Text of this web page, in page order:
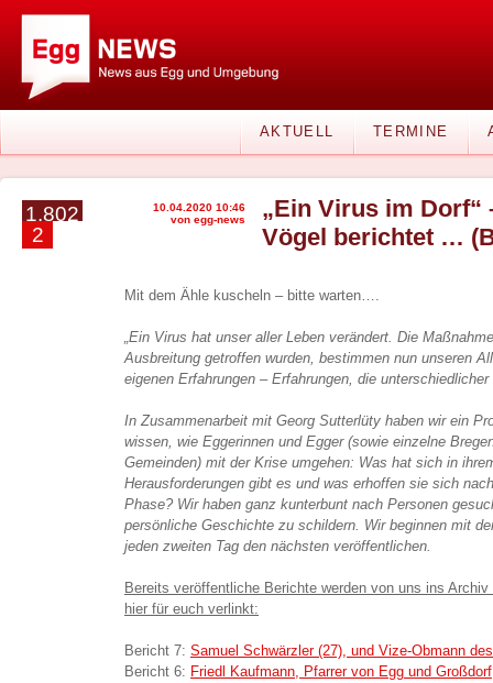
AKTUELL TERMINE
1.802
2
10.04.2020 10:46
von egg-news
„Ein Virus im Dorf“
Vögel berichtet …
Mit dem Ähle kuscheln – bitte warten….
„Ein Virus hat unser aller Leben verändert. Die
Ausbreitung getroffen wurden, bestimmen nun unseren
eigenen Erfahrungen – Erfahrungen, die
In Zusammenarbeit mit Georg Sutterlüty haben wir ein
wissen, wie Eggerinnen und Egger (sowie einzelne
Gemeinden) mit der Krise umgehen: Was hat sich in
Herausforderungen gibt es und was erhoffen sie sich
Phase? Wir haben ganz kunterbunt nach Personen
persönliche Geschichte zu schildern. Wir beginnen mit
jeden zweiten Tag den nächsten veröffentlichen.
Bereits veröffentliche Berichte werden von uns ins
hier für euch verlinkt:
Bericht 7: Samuel Schwärzler (27), und Vize-Obmann
Bericht 6: Friedl Kaufmann, Pfarrer von Egg und Großdorf